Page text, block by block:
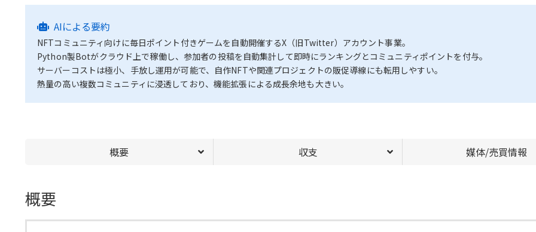
AIによる要約
NFTコミュニティ向けに毎日ポイント付きゲームを自動開催するX（旧Twitter）アカウント事業。
Python製Botがクラウド上で稼働し、参加者の投稿を自動集計して即時にランキングとコミュニティポイントを付与。
サーバーコストは極小、手放し運用が可能で、自作NFTや関連プロジェクトの販促導線にも転用しやすい。
熱量の高い複数コミュニティに浸透しており、機能拡張による成長余地も大きい。
概要 収支 媒体/売買情報
概要